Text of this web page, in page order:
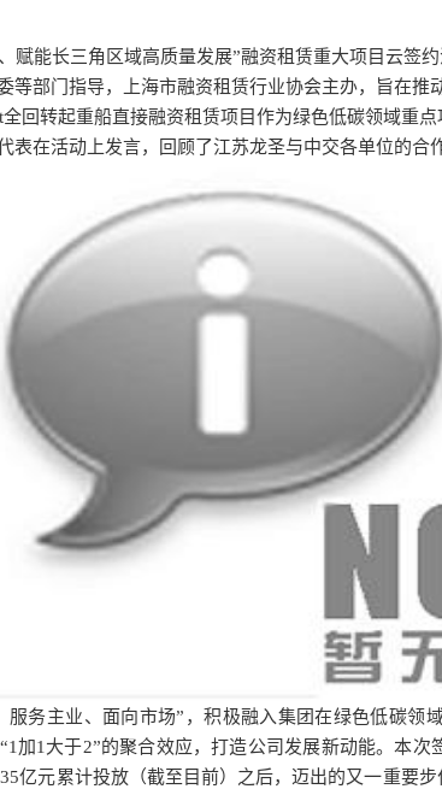
赋能长三角区域高质量发展”融资租赁重大项目云签
等部门指导，上海市融资租赁行业协会主办，旨在
全回转起重船直接融资租赁项目作为绿色低碳领域重
表在活动上发言，回顾了江苏龙圣与中交各单位的合
服务主业、面向市场”，积极融入集团在绿色低碳
1加1大于2”的聚合效应，打造公司发展新动能。本
35亿元累计投放（截至目前）之后，迈出的又一重要